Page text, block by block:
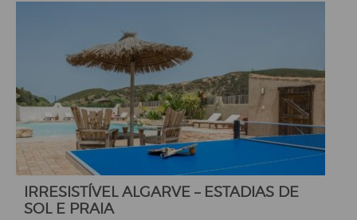
IRRESISTÍVEL ALGARVE – ESTADIAS DE
SOL E PRAIA